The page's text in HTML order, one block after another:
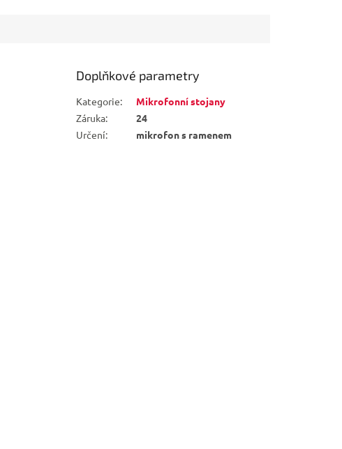
Doplňkové parametry
Kategorie:
Mikrofonní stojany
Záruka:
24
Určení: mikrofon s ramenem